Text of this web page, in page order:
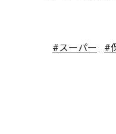
#スーパー #